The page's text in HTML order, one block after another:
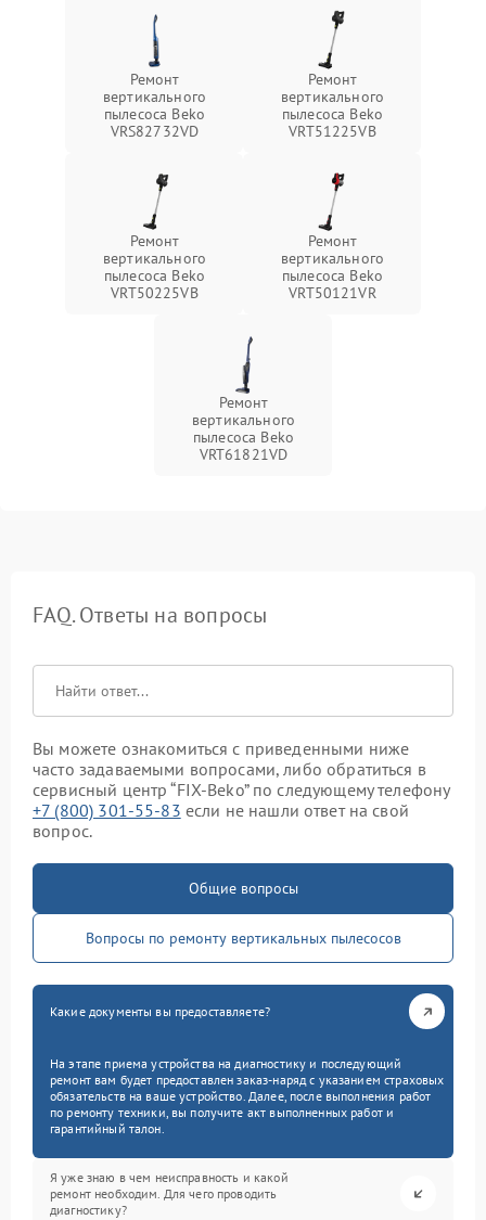
Ремонт
вертикального
пылесоса Beko
VRS82732VD
Ремонт
вертикального
пылесоса Beko
VRT51225VB
Ремонт
вертикального
пылесоса Beko
VRT50225VB
Ремонт
вертикального
пылесоса Beko
VRT50121VR
Ремонт
вертикального
пылесоса Beko
VRT61821VD
FAQ. Ответы на вопросы
Вы можете ознакомиться с приведенными ниже
часто задаваемыми вопросами, либо обратиться в
сервисный центр “FIX-Beko” по следующему телефону
+7 (800) 301-55-83 если не нашли ответ на свой
вопрос.
Общие вопросы
Вопросы по ремонту вертикальных пылесосов
Какие документы вы предоставляете?
На этапе приема устройства на диагностику и последующий
ремонт вам будет предоставлен заказ-наряд с указанием страховых
обязательств на ваше устройство. Далее, после выполнения работ
по ремонту техники, вы получите акт выполненных работ и
гарантийный талон.
Я уже знаю в чем неисправность и какой
ремонт необходим. Для чего проводить
диагностику?